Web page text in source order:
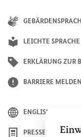
LEICHTE SPRACHE
ERKLÄRUNG ZUR
BARRIERE MELDEN
ENGLISH
PRESSE